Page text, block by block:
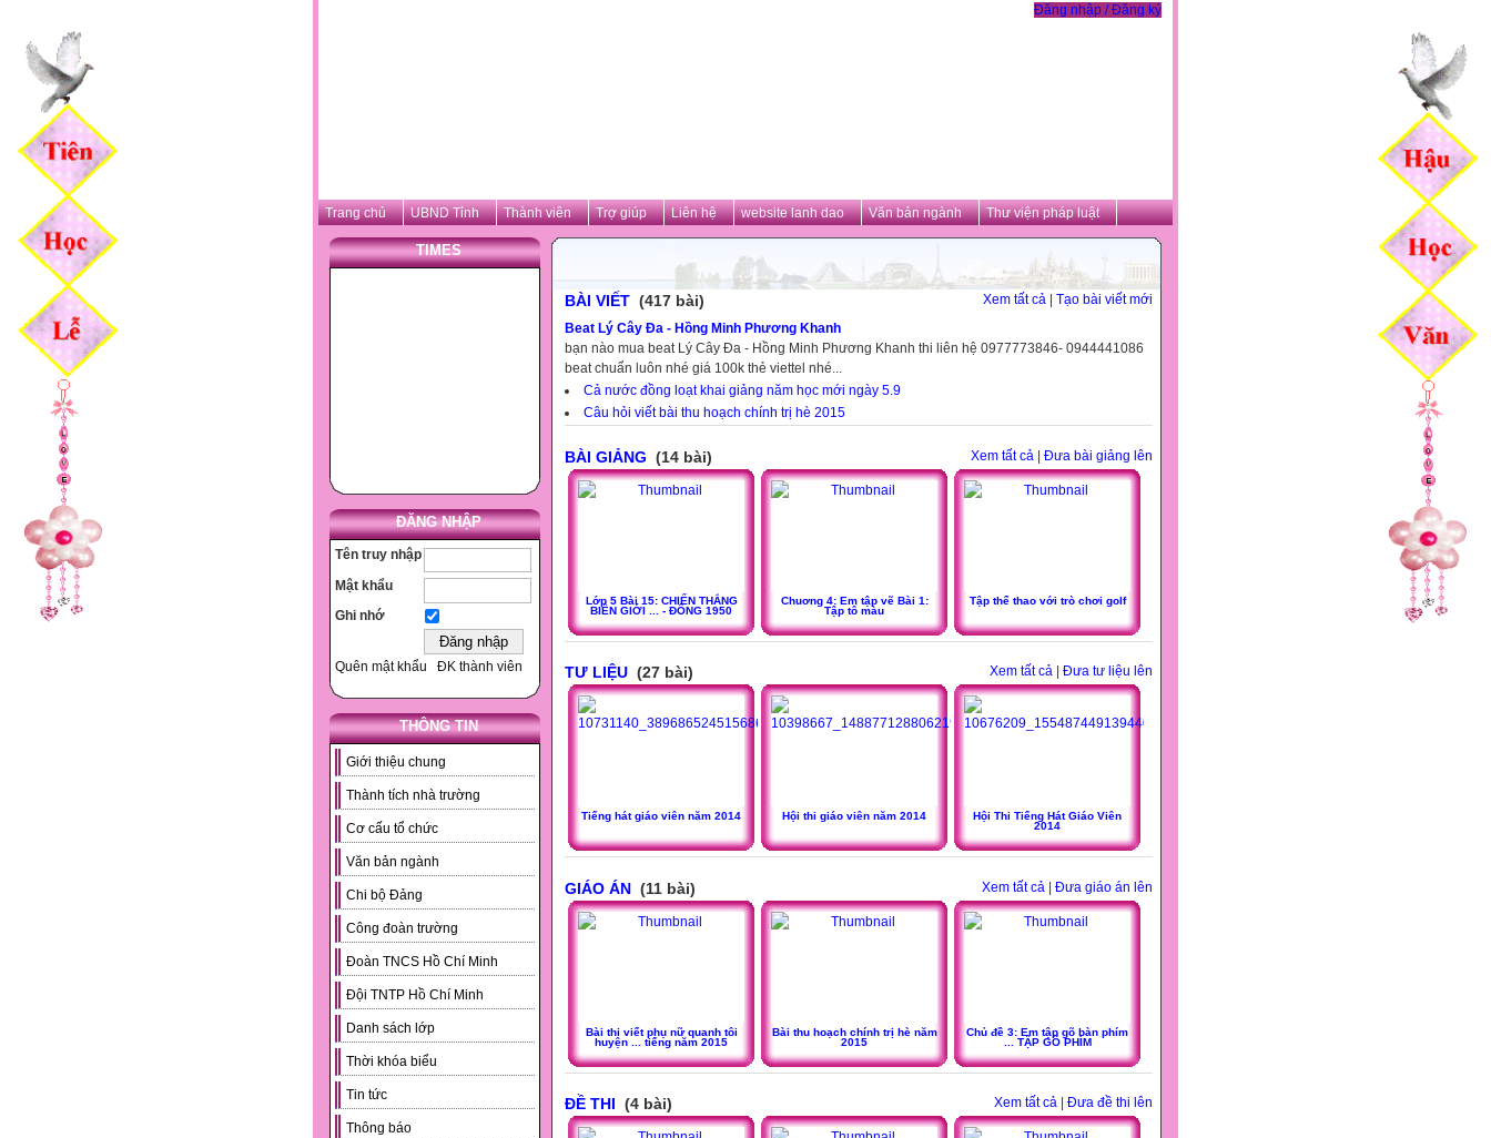
Đăng nhập / Đăng ký
Trang chủ UBND Tỉnh Thành viên Trợ giúp Liên hệ website lanh dao Văn bản ngành Thư viện pháp luật
TIMES
ĐĂNG NHẬP
Tên truy nhập
Mật khẩu
Ghi nhớ
Quên mật khẩu ĐK thành viên
THÔNG TIN
Giới thiệu chung
Thành tích nhà trường
Cơ cấu tổ chức
Văn bản ngành
Chi bộ Đảng
Công đoàn trường
Đoàn TNCS Hồ Chí Minh
Đội TNTP Hồ Chí Minh
Danh sách lớp
Thời khóa biểu
Tin tức
Thông báo
Xem tất cả Tạo bài viết mới
BÀI VIẾT (417 bài)
Beat Lý Cây Đa - Hồng Minh Phương Khanh
bạn nào mua beat Lý Cây Đa - Hồng Minh Phương Khanh thi liên hệ 0977773846- 0944441086
beat chuẩn luôn nhé giá 100k thẻ viettel nhé...
Cả nước đồng loạt khai giảng năm học mới ngày 5.9
Câu hỏi viết bài thu hoạch chính trị hè 2015
Xem tất cả | Đưa bài giảng lên
BÀI GIẢNG (14 bài)
Lớp 5 Bài 15: CHIẾN THẮNG
BIÊN GIỚI ... - ĐÔNG 1950
Chuơng 4: Em tập vẽ Bài 1:
Tập tô màu
Tập thể thao với trò chơi golf
Xem tất cả Đưa tư liệu lên
TƯ LIỆU (27 bài)
Tiếng hát giáo viên năm 2014 Hội thi giáo viên năm 2014
Hội Thi Tiếng Hát Giáo Viên
2014
Xem tất cả | Đưa giáo án lên
GIÁO ÁN (11 bài)
Bài thi viết phụ nữ quanh tôi
huyện ... tiếng năm 2015
Bài thu hoạch chính trị hè năm
2015
Chủ đề 3: Em tập gõ bàn phím
... TẬP GÕ PHÍM
Xem tất cả Đưa đề thi lên
ĐỀ THI (4 bài)